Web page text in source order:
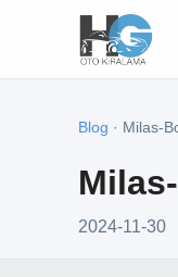
Blog · Milas-
2024-11-30